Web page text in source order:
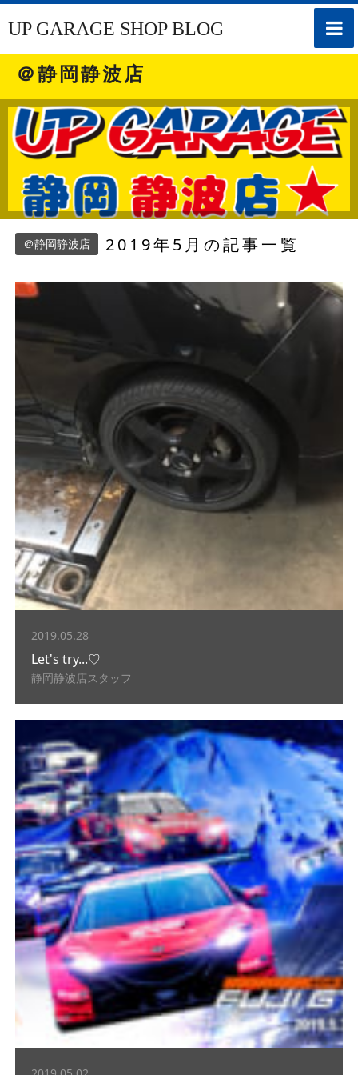
toggle
UP GARAGE SHOP BLOG
＠静岡静波店
＠静岡静波店 2019年5月の記事一覧
2019.05.28
Let's try...♡
静岡静波店スタッフ